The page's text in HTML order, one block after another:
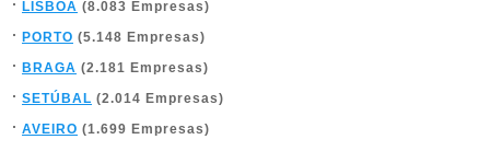
LISBOA (8.083 Empresas)
PORTO (5.148 Empresas)
BRAGA (2.181 Empresas)
SETÚBAL (2.014 Empresas)
AVEIRO (1.699 Empresas)